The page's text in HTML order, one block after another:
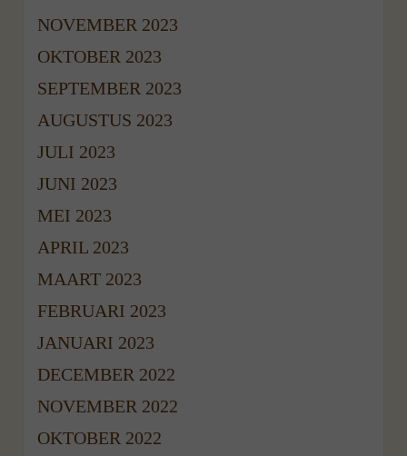
NOVEMBER 2023
OKTOBER 2023
SEPTEMBER 2023
AUGUSTUS 2023
JULI 2023
JUNI 2023
MEI 2023
APRIL 2023
MAART 2023
FEBRUARI 2023
JANUARI 2023
DECEMBER 2022
NOVEMBER 2022
OKTOBER 2022